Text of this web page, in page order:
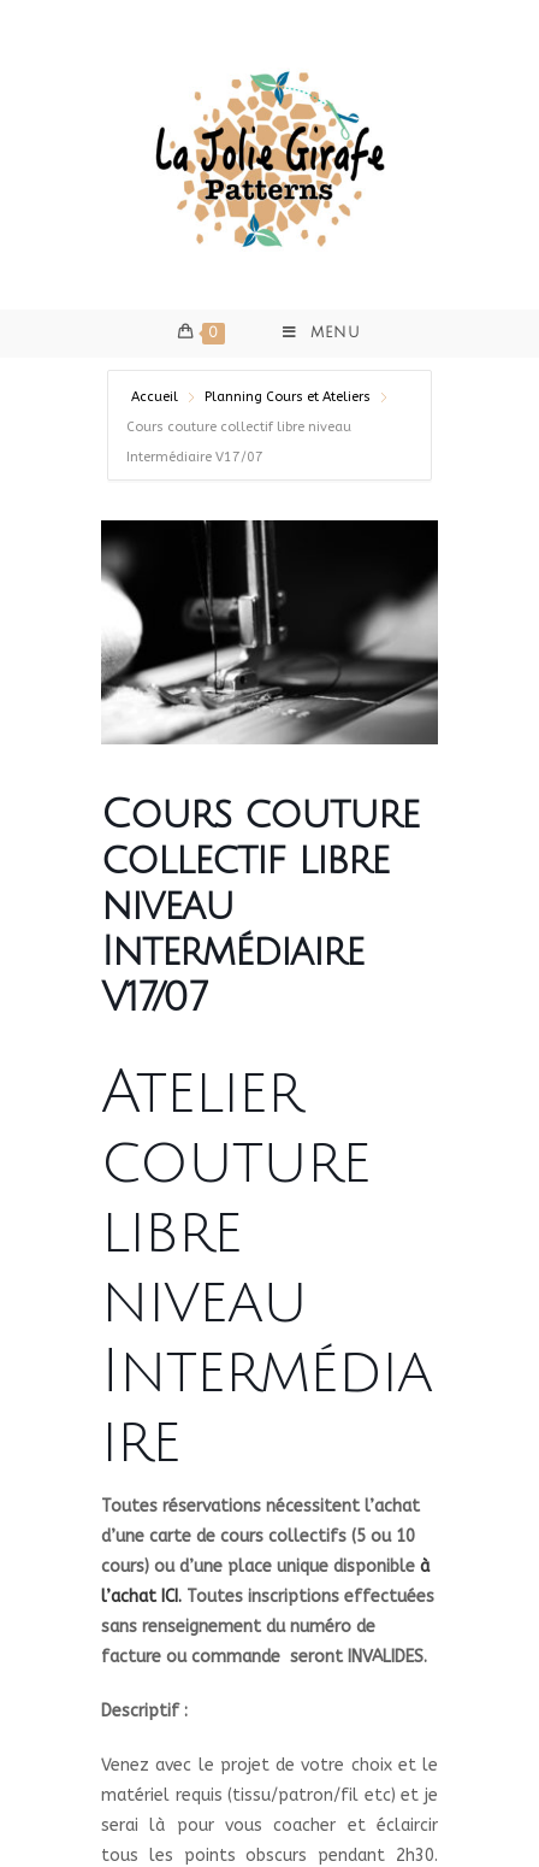
0 MENU
Accueil
Planning Cours et Ateliers
Cours couture collectif libre niveau
Intermédiaire V17/07
Cours couture
collectif libre
niveau
Intermédiaire
V17/07
Atelier
couture
libre
niveau
Intermédia
ire
Toutes réservations nécessitent l’achat
d’une carte de cours collectifs (5 ou 10
cours) ou d’une place unique disponible à
l’achat ICI. Toutes inscriptions effectuées
sans renseignement du numéro de
facture ou commande seront INVALIDES.
Descriptif :
Venez avec le projet de votre choix et le
matériel requis (tissu/patron/fil etc) et je
serai là pour vous coacher et éclaircir
tous les points obscurs pendant 2h30.